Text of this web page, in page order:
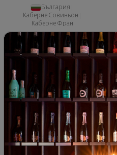
2020
България
Каберне Совиньон
Каберне Фран
21 лв.
- 15%